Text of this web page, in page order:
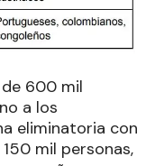
600 mil
a los
eliminatoria con
mil personas,